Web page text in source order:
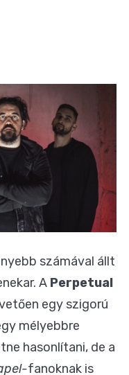
számával állt
A Perpetual
egy szigorú
mélyebbre
hasonlítani, de a
fanoknak is